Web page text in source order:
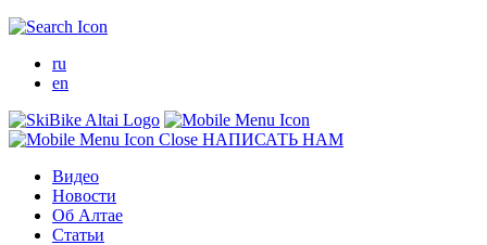
ru
en
НАПИСАТЬ НАМ
Видео
Новости
Об Алтае
Статьи